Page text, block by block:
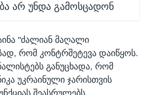
არ უნდა გამოსცადონ
"ძალიან მაღალი
რომ კონტრშეტევა დაიწყოს.
განუცხადა, რომ
უკრაინული ჯარისთვის
შეასრულებს.